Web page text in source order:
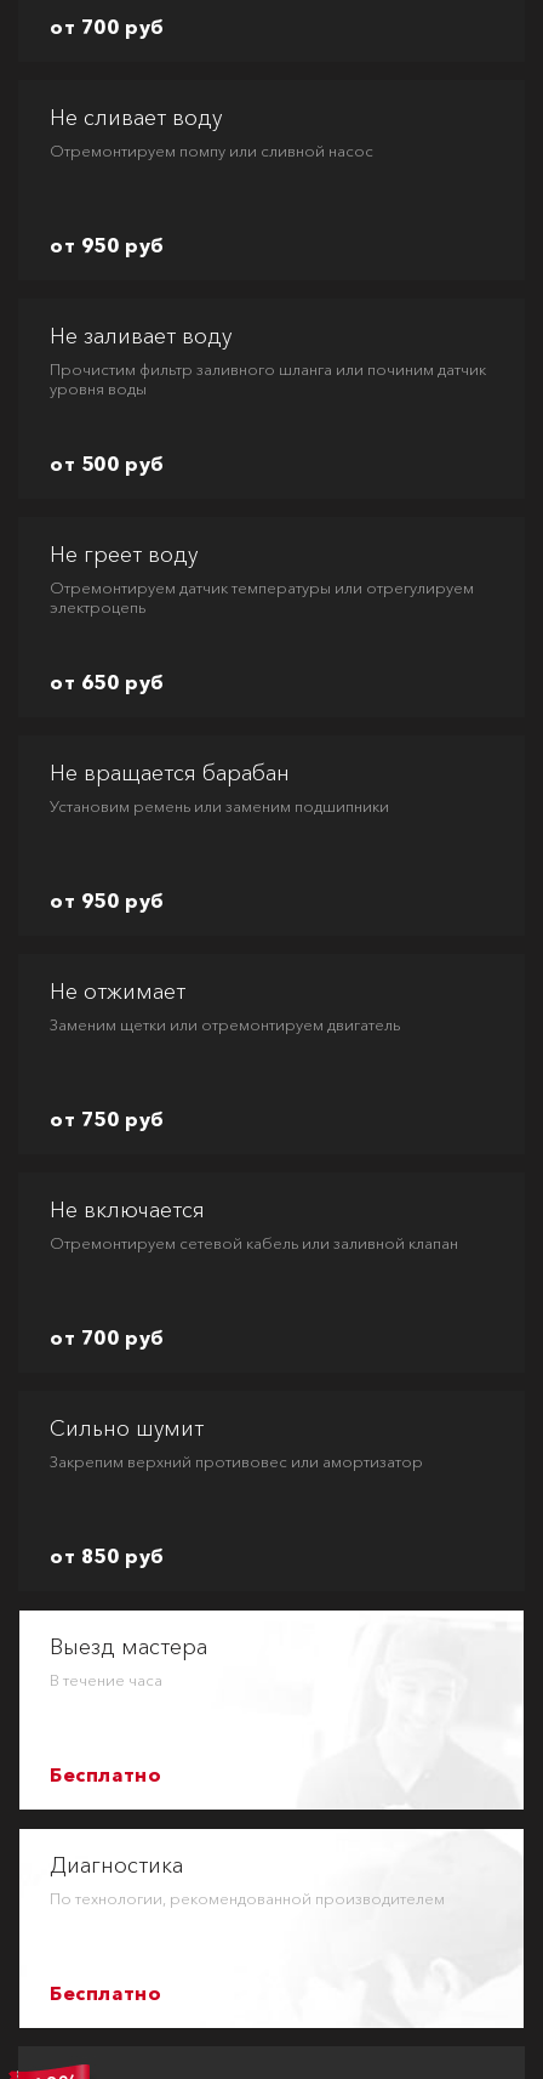
от 700 руб
Не сливает воду
Отремонтируем помпу или сливной насос
от 950 руб
Не заливает воду
Прочистим фильтр заливного шланга или починим датчик
уровня воды
от 500 руб
Не греет воду
Отремонтируем датчик температуры или отрегулируем
электроцепь
от 650 руб
Не вращается барабан
Установим ремень или заменим подшипники
от 950 руб
Не отжимает
Заменим щетки или отремонтируем двигатель
от 750 руб
Не включается
Отремонтируем сетевой кабель или заливной клапан
от 700 руб
Сильно шумит
Закрепим верхний противовес или амортизатор
от 850 руб
Выезд мастера
В течение часа
Бесплатно
Диагностика
По технологии, рекомендованной производителем
Бесплатно